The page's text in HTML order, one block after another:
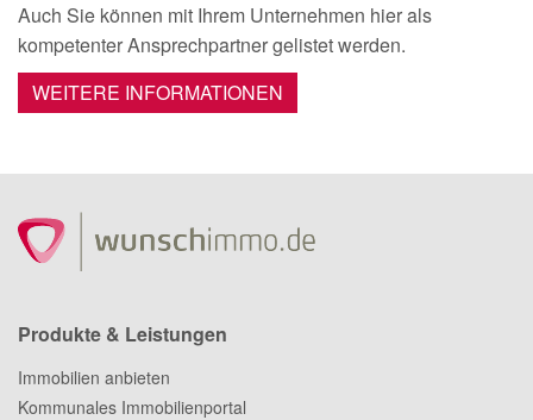
Auch Sie können mit Ihrem Unternehmen hier als
kompetenter Ansprechpartner gelistet werden.
WEITERE INFORMATIONEN
Produkte & Leistungen
Immobilien anbieten
Kommunales Immobilienportal